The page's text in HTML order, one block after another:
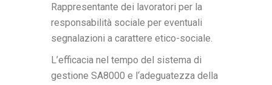
Rappresentante dei lavoratori per la
responsabilità sociale per eventuali
segnalazioni a carattere etico-sociale.
L’efficacia nel tempo del sistema di
gestione SA8000 e l‘adeguatezza della